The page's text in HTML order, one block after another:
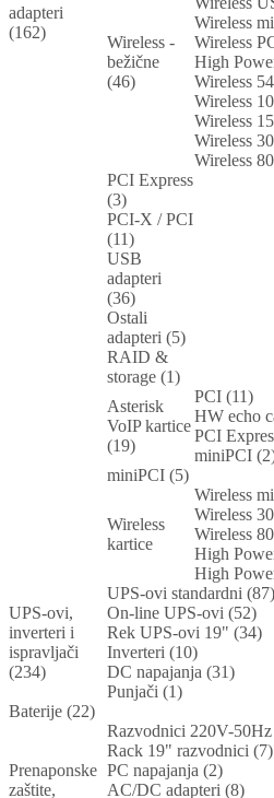
adapteri
(162)
Wireless -
bežične
(46)
Wireless
Wireless
High
Wireless
Wireless
Wireless
Wireless
Wireless
PCI Express
(3)
PCI-X / PCI
(11)
USB
adapteri
(36)
Ostali
adapteri (5)
RAID &
storage (1)
Asterisk
VoIP kartice
(19)
PCI (11)
HW echo
PCI
miniPCI
miniPCI (5)
Wireless
kartice
Wireless
Wireless
Wireless
High
High
UPS-ovi,
inverteri i
ispravljači
(234)
UPS-ovi standardni (87)
On-line UPS-ovi (52)
Rek UPS-ovi 19" (34)
Inverteri (10)
DC napajanja (31)
Punjači (1)
Baterije (22)
Prenaponske
zaštite,
Razvodnici 220V-
Rack 19" razvodnici (7)
PC napajanja (2)
AC/DC adapteri (8)